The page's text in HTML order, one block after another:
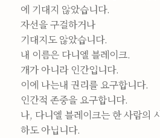
에 기대지 않았습니다.
자선을 구걸하거나
기대지도 않았습니다.
내 이름은 다니엘 블레이크.
개가 아니라 인간입니다.
이에 나는내 권리를 요구합니다.
인간적 존중을 요구합니다.
나, 다니엘 블레이크는 한 사람의
하도 아닙니다.